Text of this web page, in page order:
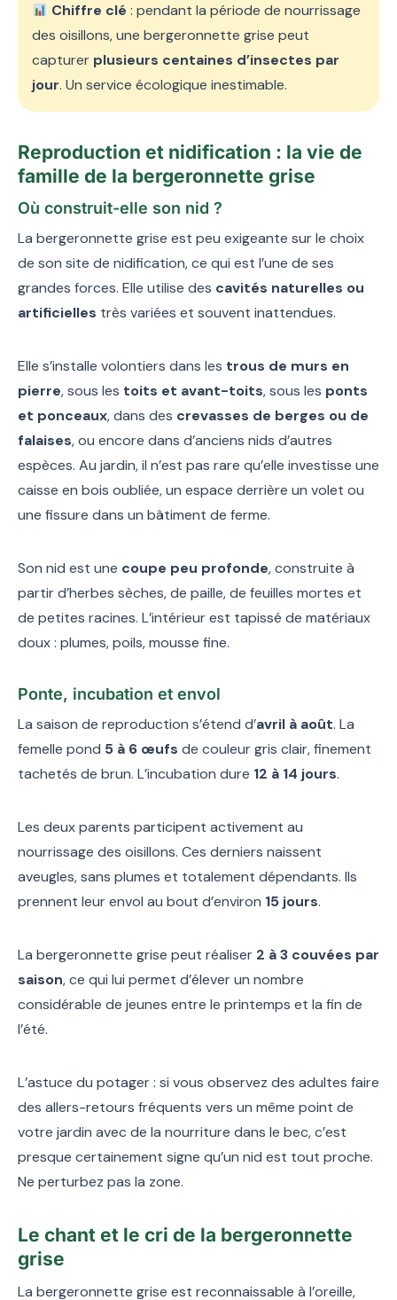
Chiffre clé : pendant la période de nourrissage
des oisillons, une bergeronnette grise peut
capturer plusieurs centaines d’insectes par
jour. Un service écologique inestimable.
Reproduction et nidification : la vie de
famille de la bergeronnette grise
Où construit-elle son nid ?
La bergeronnette grise est peu exigeante sur le choix
de son site de nidification, ce qui est l’une de ses
grandes forces. Elle utilise des cavités naturelles ou
artificielles très variées et souvent inattendues.
Elle s’installe volontiers dans les trous de murs en
pierre, sous les toits et avant-toits, sous les ponts
et ponceaux, dans des crevasses de berges ou de
falaises, ou encore dans d’anciens nids d’autres
espèces. Au jardin, il n’est pas rare qu’elle investisse une
caisse en bois oubliée, un espace derrière un volet ou
une fissure dans un bâtiment de ferme.
Son nid est une coupe peu profonde, construite à
partir d’herbes sèches, de paille, de feuilles mortes et
de petites racines. L’intérieur est tapissé de matériaux
doux : plumes, poils, mousse fine.
Ponte, incubation et envol
La saison de reproduction s’étend d’avril à août. La
femelle pond 5 à 6 œufs de couleur gris clair, finement
tachetés de brun. L’incubation dure 12 à 14 jours.
Les deux parents participent activement au
nourrissage des oisillons. Ces derniers naissent
aveugles, sans plumes et totalement dépendants. Ils
prennent leur envol au bout d’environ 15 jours.
La bergeronnette grise peut réaliser 2 à 3 couvées par
saison, ce qui lui permet d’élever un nombre
considérable de jeunes entre le printemps et la fin de
l’été.
L’astuce du potager : si vous observez des adultes faire
des allers-retours fréquents vers un même point de
votre jardin avec de la nourriture dans le bec, c’est
presque certainement signe qu’un nid est tout proche.
Ne perturbez pas la zone.
Le chant et le cri de la bergeronnette
grise
La bergeronnette grise est reconnaissable à l’oreille,